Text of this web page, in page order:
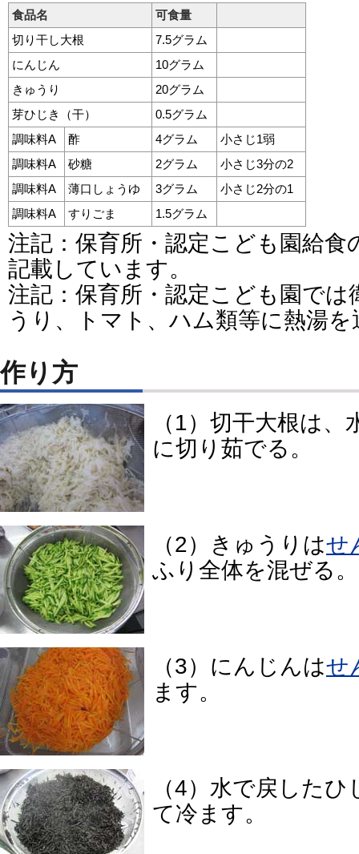
食品名
可食量
切り干し大根
7.5グラム
にんじん
10グラム
きゅうり
20グラム
芽ひじき（干）
0.5グラム
調味料A
酢 4グラム
小さじ1弱
調味料A
砂糖 2グラム
小さじ3分の2
調味料A
薄口しょうゆ 3グラム
小さじ2分の1
調味料A
すりごま 1.5グラム
注記：保育所・認定こども園給食
記載しています。
注記：保育所・認定こども園では
うり、トマト、ハム類等に熱湯
作り方
（1）切干大根は
に切り茹でる。
（2）きゅうりはせ
ふり全体を混ぜる。
（3）にんじんはせ
ます。
（4）水で戻した
て冷ます。